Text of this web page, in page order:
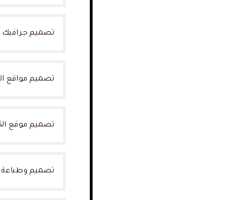
تصميم جرافيك
تصميم مواقع
تصميم موقع
تصميم وطباعة